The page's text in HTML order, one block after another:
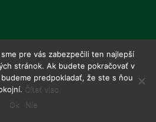
pre vás zabezpečili ten najlepší
stránok. Ak budete pokračovať v
predpokladať, že ste s ňou
Čítať viac
Ok
Nie